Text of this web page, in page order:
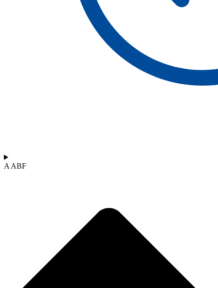
A ABF